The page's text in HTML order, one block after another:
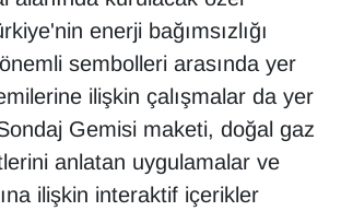
enerji bağımsızlığı
sembolleri arasında yer
ilişkin çalışmalar da yer
Gemisi maketi, doğal gaz
anlatan uygulamalar ve
ilişkin interaktif içerikler